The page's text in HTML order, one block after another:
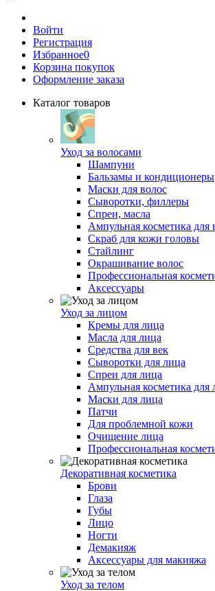
Войти
Регистрация
Избранное0
Корзина покупок
Оформление заказа
Каталог товаров
Уход за волосами
Шампуни
Бальзамы и кондиционеры
Маски для волос
Сыворотки, филлеры
Спреи, масла
Ампульная косметика для
Скраб для кожи головы
Стайлинг
Окрашивание волос
Профессиональная
Аксессуары
Уход за лицом
Кремы для лица
Масла для лица
Средства для век
Сыворотки для лица
Спреи для лица
Ампульная косметика для
Маски для лица
Патчи
Для проблемной кожи
Очищение лица
Профессиональная
Декоративная косметика
Брови
Глаза
Губы
Лицо
Ногти
Демакияж
Аксессуары для макияжа
Уход за телом